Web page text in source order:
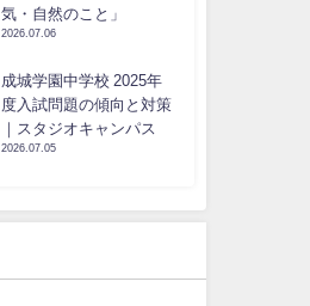
気・自然のこと」
2026.07.06
成城学園中学校 2025年
度入試問題の傾向と対策
｜スタジオキャンパス
2026.07.05